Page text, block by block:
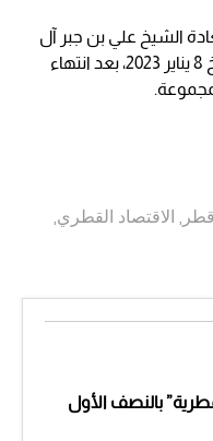
الشيخ علي بن جبر آل
ثاني في منصب الرئيس التنفيذي بتاريخ 8 يناير 2023، بعد انتهاء
, الاقتصاد القطري,
بالنصف الأول